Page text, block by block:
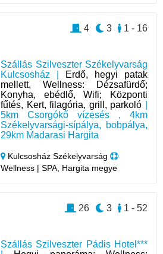
Szállás Szilveszter Székelyvarság
Kulcsosház |
Erdő, hegyi patak
mellett, Wellness: Dézsafürdő;
Konyha, ebédlő, Wifi; Központi
fűtés, Kert, filagória, grill, parkoló
5km Csorgókő vízesés , 4km
Székelyvarsági-sípálya, bobpálya,
29km Madarasi Hargita
Kulcsosház Székelyvarság
Wellness | SPA, Hargita megye
1 - 16
3
4
Szállás Szilveszter Pádis Hotel***
1 - 52
3
26